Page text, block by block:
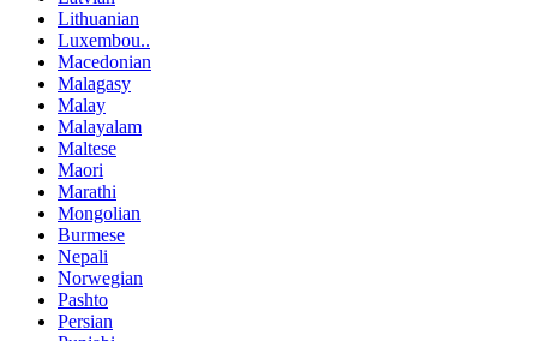
Lithuanian
Luxembou..
Macedonian
Malagasy
Malay
Malayalam
Maltese
Maori
Marathi
Mongolian
Burmese
Nepali
Norwegian
Pashto
Persian